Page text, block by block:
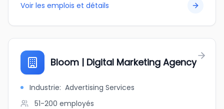
Voir les emplois et détails
Bloom | Digital Marketing Agency
Industrie: Advertising Services
51-200 employés